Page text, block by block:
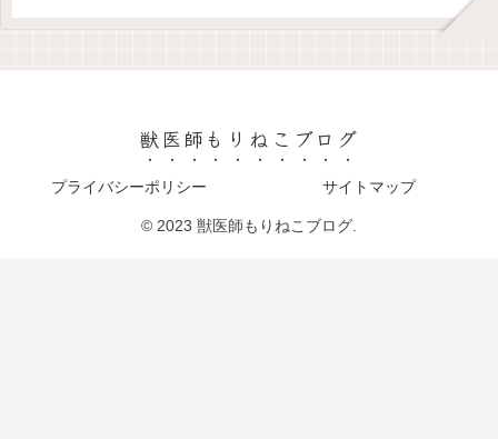
獣医師もりねこブログ
プライバシーポリシー サイトマップ
© 2023 獣医師もりねこブログ.